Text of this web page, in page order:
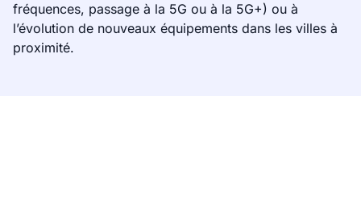
fréquences, passage à la 5G ou à la 5G+) ou à
l’évolution de nouveaux équipements dans les villes à
proximité.